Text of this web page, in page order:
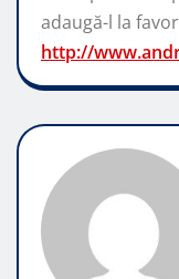
adaugă-l la
http://